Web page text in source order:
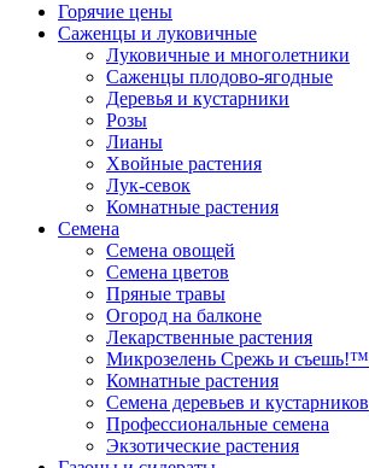
Горячие цены
Саженцы и луковичные
Луковичные и многолетники
Саженцы плодово-ягодные
Деревья и кустарники
Розы
Лианы
Хвойные растения
Лук-севок
Комнатные растения
Семена
Семена овощей
Семена цветов
Пряные травы
Огород на балконе
Лекарственные растения
Микрозелень Срежь и съешь!™
Комнатные растения
Семена деревьев и кустарников
Профессиональные семена
Экзотические растения